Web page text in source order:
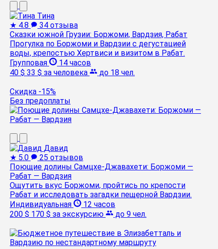
Тина
★ 4.8
34 отзыва
Сказки южной Грузии: Боржоми, Вардзия, Рабат
Прогулка по Боржоми и Вардзии с дегустацией
воды, крепостью Хертвиси и визитом в Рабат.
Групповая
14 часов
40 $ 33 $ за человека до 18 чел.
Скидка -15%
Без предоплаты
Давид
★ 5.0
25 отзывов
Поющие долины Самцхе-Джавахети: Боржоми —
Рабат — Вардзия
Ощутить вкус Боржоми, пройтись по крепости
Рабат и исследовать загадки пещерной Вардзии.
Индивидуальная
12 часов
200 $ 170 $ за экскурсию до 9 чел.